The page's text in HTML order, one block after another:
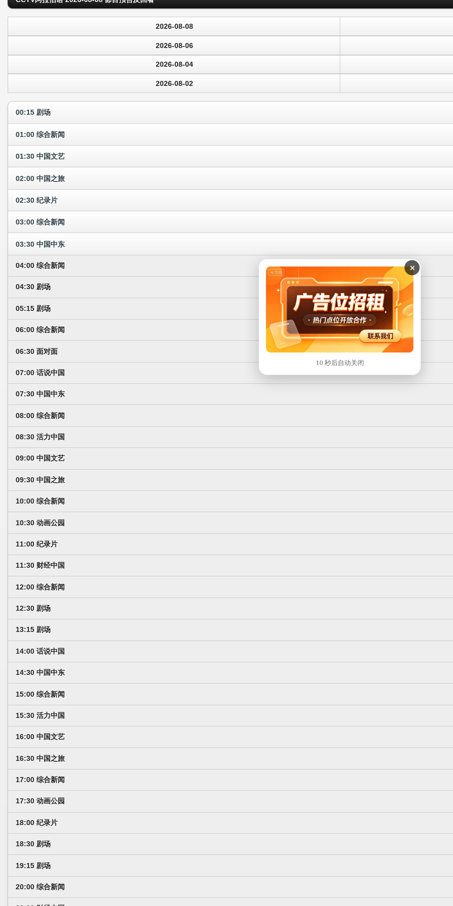
2026-08-08
2026-08-06
2026-08-04
2026-08-02
00:15 剧场
01:00 综合新闻
01:30 中国文艺
02:00 中国之旅
02:30 纪录片
03:00 综合新闻
03:30 中国中东
04:00 综合新闻
04:30 剧场
05:15 剧场
06:00 综合新闻
06:30 面对面
07:00 话说中国
07:30 中国中东
08:00 综合新闻
08:30 活力中国
09:00 中国文艺
09:30 中国之旅
10:00 综合新闻
10:30 动画公园
11:00 纪录片
11:30 财经中国
12:00 综合新闻
12:30 剧场
13:15 剧场
14:00 话说中国
14:30 中国中东
15:00 综合新闻
15:30 活力中国
16:00 中国文艺
16:30 中国之旅
17:00 综合新闻
17:30 动画公园
18:00 纪录片
18:30 剧场
19:15 剧场
20:00 综合新闻
×
9 秒后自动关闭